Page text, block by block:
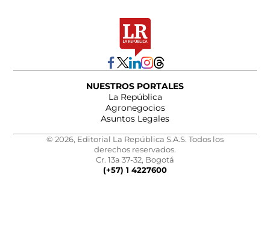
NUESTROS PORTALES
La República
Agronegocios
Asuntos Legales
© 2026, Editorial La República S.A.S. Todos los
derechos reservados.
Cr. 13a 37-32, Bogotá
(+57) 1 4227600